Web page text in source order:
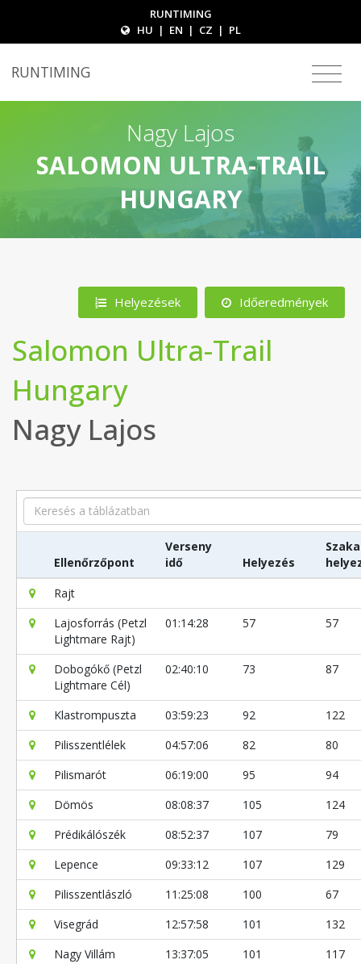
RUNTIMING
HU | EN | CZ | PL
RUNTIMING
Nagy Lajos
SALOMON ULTRA-TRAIL
HUNGARY
Helyezések Időeredmények
Salomon Ultra-Trail
Hungary
Nagy Lajos
Search
Ellenőrzőpont
Verseny
idő
Helyezés
Rajt
Lajosforrás (Petzl
Lightmare Rajt)
01:14:28 57 57
Dobogókő (Petzl
Lightmare Cél)
02:40:10 73 87
Klastrompuszta 03:59:23 92
122
Pilisszentlélek
04:57:06 82
80
Pilismarót
06:19:00 95
94
Dömös
08:08:37 105
124
Prédikálószék
08:52:37 107
79
Lepence
09:33:12 107
129
Pilisszentlászló
11:25:08 100
67
Visegrád
12:57:58 101
132
Nagy Villám
13:37:05 101
117